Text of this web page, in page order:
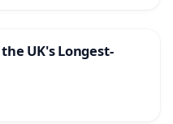
UK's Longest-